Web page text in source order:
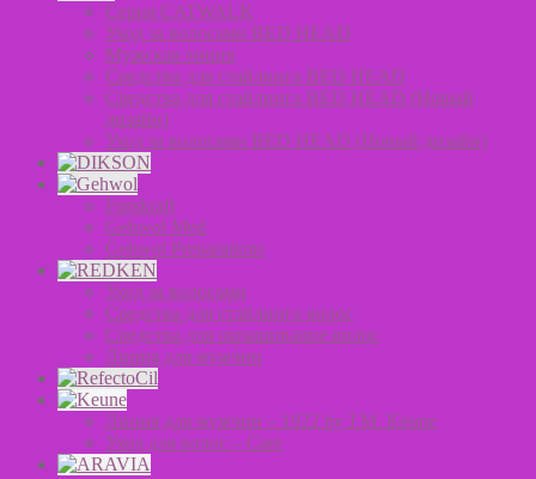
Серия CATWALK
Уход за волосами BED HEAD
Мужская линия
Средства для стайлинга BED HEAD
Средства для стайлинга BED HEAD (Новый
дизайн)
Уход за волосами BED HEAD (Новый дизайн)
Fusskraft
Gehwol Med
Gehwol Preparations
Уход за волосами
Средства для стайлинга волос
Средства для окрашивание волос
Линия для мужчин
Линия для мужчин – 1922 by J.M. Keune
Уход для волос – Сare